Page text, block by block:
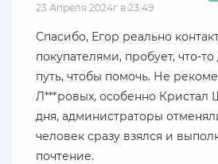
den22960
Куплю жирные акки на
+ 10 руб 07 Июля 2026г в 20:56
SenyaFar
23 Апреля 2024г в 23:49
Спасибо, Егор реально
покупателями, пробует, что-
путь, чтобы помочь. Не
Л***ровых, особенно Кристал
дня, администраторы
человек сразу взялся и
почтение.